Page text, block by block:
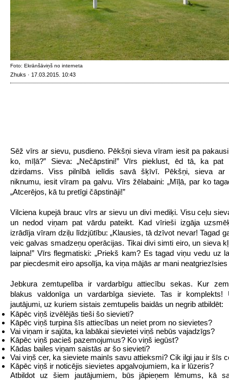
Foto: Ekrānšāviņš no interneta
Zhuks · 17.03.2015. 10:43
Sēž vīrs ar sievu, pusdieno. Pēkšņi sieva vīram iesit pa
ko, mīļā?” Sieva: „Nečāpstini!” Vīrs pieklust, ēd tā, ka pat
dzirdams. Viss pilnībā ielīdis savā šķīvī. Pēkšņi, sieva ar
niknumu, iesit vīram pa galvu. Vīrs žēlabaini: „Mīļā, par ko
„Atcerējos, kā tu pretīgi čāpstināji!”
Vilciena kupejā brauc vīrs ar sievu un divi mediķi. Visu ceļu
un nedod viņam pat vārdu pateikt. Kad vīrieši izgāja
izrādīja vīram dziļu līdzjūtību: „Klausies, tā dzīvot nevar! Tagad
veic galvas smadzeņu operācijas. Tikai divi simti eiro, un sieva
laipna!” Vīrs flegmatiski: „Priekš kam? Es tagad viņu vedu uz
par piecdesmit eiro apsolīja, ka viņa mājās ar mani
Jebkura zemtupelība ir vardarbīgu attiecību sekas. Kur
blakus valdonīga un vardarbīga sieviete. Tas ir
jautājumi, uz kuriem sistais zemtupelis baidās un negrib atbildēt:
Kāpēc viņš izvēlējās tieši šo sievieti?
Kāpēc viņš turpina šīs attiecības un neiet prom no sievietes?
Vai viņam ir sajūta, ka labākai sievietei viņš nebūs vajadzīgs?
Kāpēc viņš pacieš pazemojumus? Ko viņš iegūst?
Kādas bailes viņam saistās ar šo sievieti?
Vai viņš cer, ka sieviete mainīs savu attieksmi? Cik ilgi jau ir šīs
Kāpēc viņš ir noticējis sievietes apgalvojumiem, ka ir lūzeris?
Atbildot uz šiem jautājumiem, būs jāpieņem lēmums, kā